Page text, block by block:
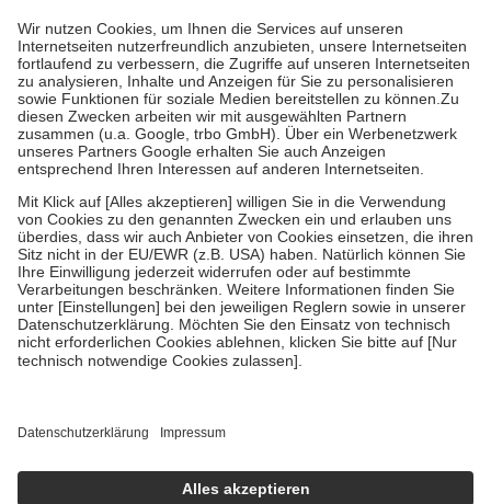
höchstens zehn Euro.
Es sind jedoch nie mehr als die tatsächlichen
Kosten der Leistung zu entrichten.
Diese Regeln gelten grundsätzlich auch für Online-Apotheken.
Bei Heilmitteln und häuslicher Krankenpflege beträgt die
Zuzahlung zehn Prozent der Kosten sowie zehn Euro je
Verordnung.
Um das Engagement der Versicherten für ihre eigene Gesundheit zu
stärken und die besondere Stellung der Familie zu unterstützen,
fallenkeine Zuzahlungenan bei:
• Kindern und Jugendlichen bis zum vollendeten 18. Lebensjahr
mit Ausnahme der Fahrkosten
• Untersuchungen zur Vorsorge und Früherkennung, die von der
GKV getragen werden
• empfohlenen Schutzimpfungen
• Harn- und Blutteststreifen
getroffen, um sicherzustellen, dass es sich um echte Bewertungen
https://help.etrusted.com/hc/de/articles/4419944605341